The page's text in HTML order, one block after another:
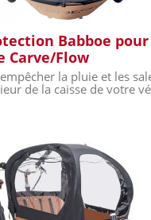
Babboe
Carve/Flow
la pluie et les
de la caisse de votre